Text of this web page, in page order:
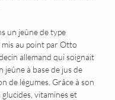
un jeûne de type
mis au point par Otto
allemand qui soignait
jeûne à base de jus de
de légumes. Grâce à son
vitamines et